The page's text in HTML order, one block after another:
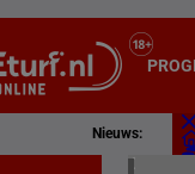
Nieuws: